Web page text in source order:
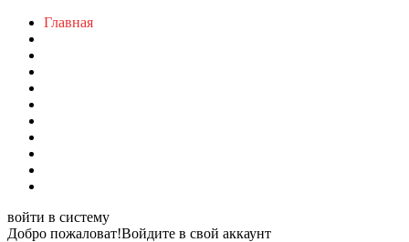
Главная
войти в систему
Добро пожаловат!Войдите в свой аккаунт